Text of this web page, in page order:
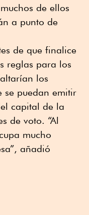
de ellos
a punto de
de que finalice
reglas para los
los
se puedan emitir
capital de la
de voto. “Al
mucho
añadió